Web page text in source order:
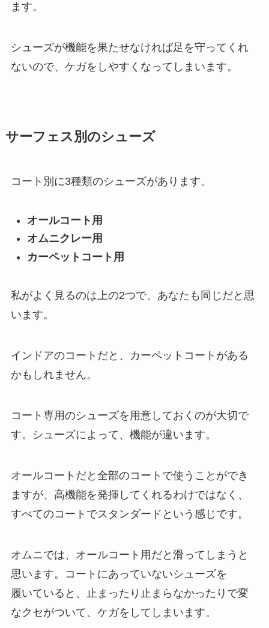
ます。
シューズが機能を果たせなければ足を守ってくれ
ないので、ケガをしやすくなってしまいます。
サーフェス別のシューズ
コート別に3種類のシューズがあります。
オールコート用
オムニクレー用
カーペットコート用
私がよく見るのは上の2つで、あなたも同じだと思
います。
インドアのコートだと、カーペットコートがある
かもしれません。
コート専用のシューズを用意しておくのが大切で
す。シューズによって、機能が違います。
オールコートだと全部のコートで使うことができ
ますが、高機能を発揮してくれるわけではなく、
すべてのコートでスタンダードという感じです。
オムニでは、オールコート用だと滑ってしまうと
思います。コートにあっていないシューズを
履いていると、止まったり止まらなかったりで変
なクセがついて、ケガをしてしまいます。